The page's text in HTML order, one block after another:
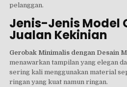
pelanggan.
Jenis-Jenis Model
Jualan Kekinian
Gerobak Minimalis dengan Desain
menawarkan tampilan yang elegan
sering kali menggunakan material
ringan yang kuat namun ringan.